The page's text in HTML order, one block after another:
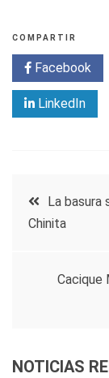
COMPARTIR
Facebook
LinkedIn
La
Chinita
Cacique
NOTICIAS